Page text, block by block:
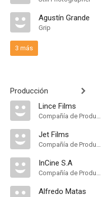
Agustín Grande
Grip
3 más
Producción
Lince Films
Compañía de Produccion
Jet Films
Compañía de Produccion
InCine S.A
Compañía de Produccion
Alfredo Matas